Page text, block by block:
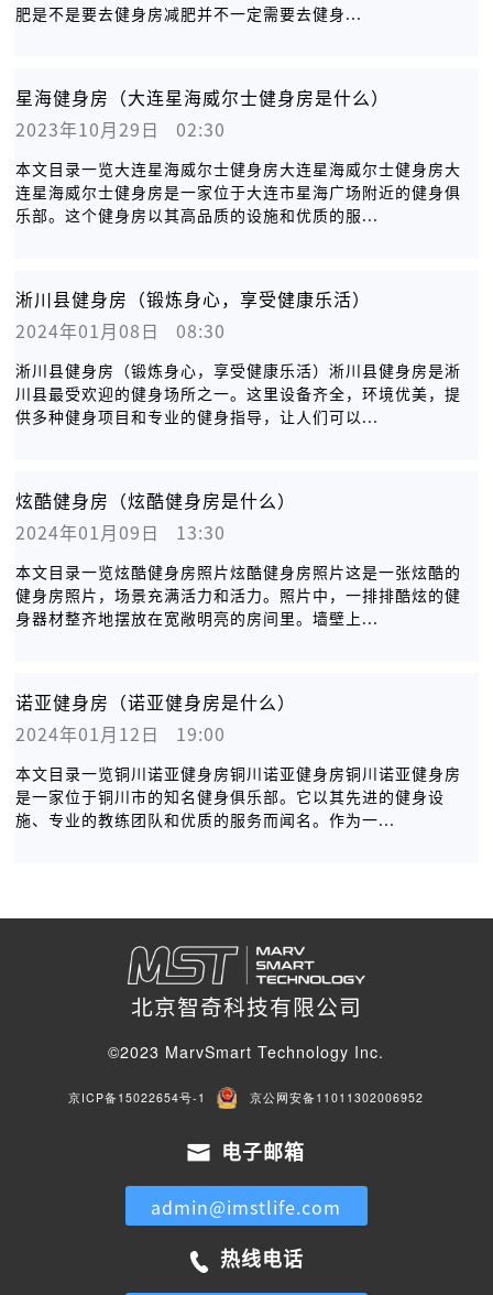
肥是不是要去健身房减肥并不一定需要去健身...
星海健身房（大连星海威尔士健身房是什么）
2023年10月29日   02:30
本文目录一览大连星海威尔士健身房大连星海威尔士健身房大
连星海威尔士健身房是一家位于大连市星海广场附近的健身俱
乐部。这个健身房以其高品质的设施和优质的服...
淅川县健身房（锻炼身心，享受健康乐活）
2024年01月08日   08:30
淅川县健身房（锻炼身心，享受健康乐活）淅川县健身房是淅
川县最受欢迎的健身场所之一。这里设备齐全，环境优美，提
供多种健身项目和专业的健身指导，让人们可以...
炫酷健身房（炫酷健身房是什么）
2024年01月09日   13:30
本文目录一览炫酷健身房照片炫酷健身房照片这是一张炫酷的
健身房照片，场景充满活力和活力。照片中，一排排酷炫的健
身器材整齐地摆放在宽敞明亮的房间里。墙壁上...
诺亚健身房（诺亚健身房是什么）
2024年01月12日   19:00
本文目录一览铜川诺亚健身房铜川诺亚健身房铜川诺亚健身房
是一家位于铜川市的知名健身俱乐部。它以其先进的健身设
施、专业的教练团队和优质的服务而闻名。作为一...
北京智奇科技有限公司
©2023 MarvSmart Technology Inc.
京ICP备15022654号-1 京公网安备11011302006952
电子邮箱
admin@imstlife.com
热线电话